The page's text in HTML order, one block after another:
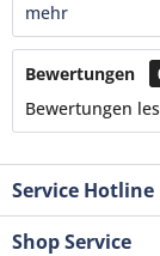
mehr
Bewertungen
Bewertungen
Service Hotline
Shop Service